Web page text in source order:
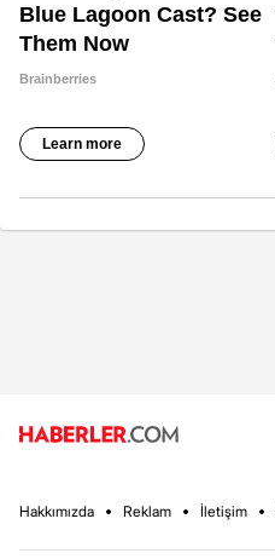
Hakkımızda Reklam İletişim